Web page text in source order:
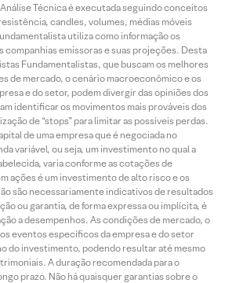
Técnica é executada seguindo conceitos
candles, volumes, médias móveis
utiliza como informação os
companhias emissoras e suas projeções. Desta
Fundamentalistas, que buscam os melhores
de mercado, o cenário macroeconômico e os
e do setor, podem divergir das opiniões dos
identificar os movimentos mais prováveis dos
de “stops” para limitar as possíveis perdas.
de uma empresa que é negociada no
variável, ou seja, um investimento no qual a
varia conforme as cotações de
ações é um investimento de alto risco e os
são necessariamente indicativos de resultados
ou garantia, de forma expressa ou implícita, é
a desempenhos. As condições de mercado, o
eventos específicos da empresa e do setor
do investimento, podendo resultar até mesmo
A duração recomendada para o
prazo. Não há quaisquer garantias sobre o